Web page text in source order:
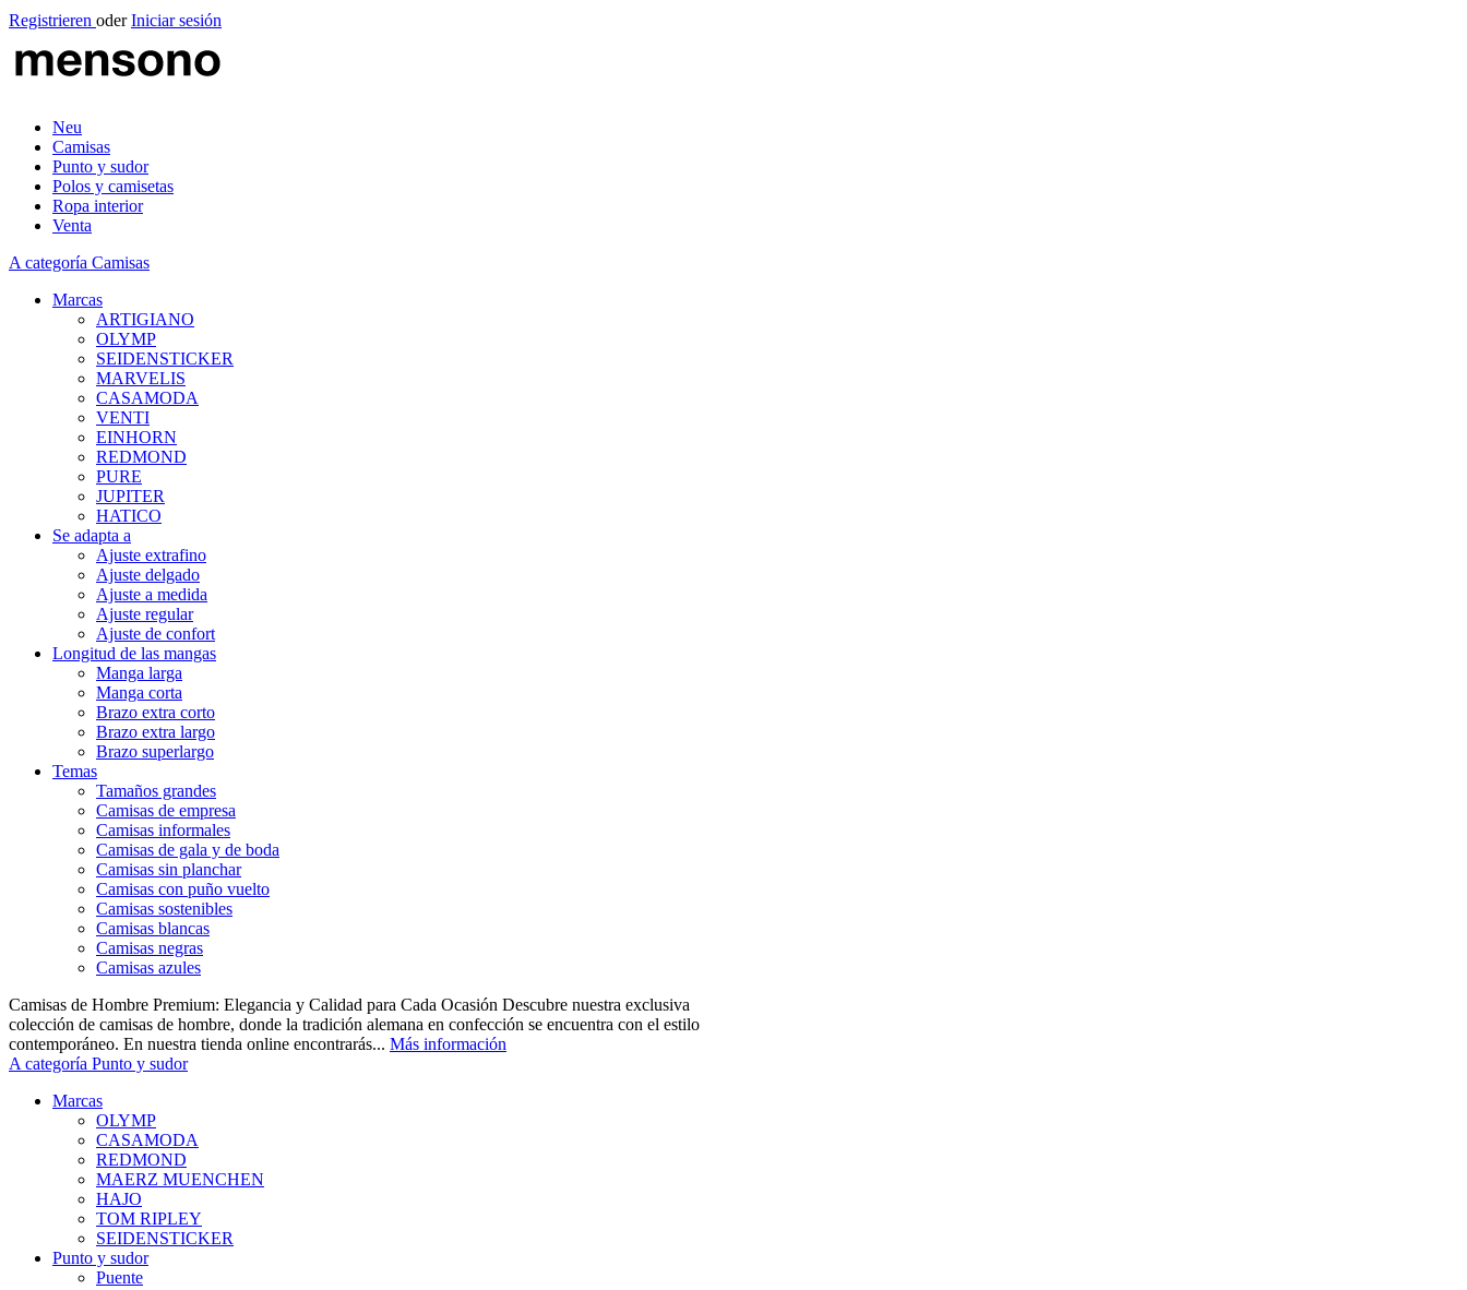
Registrieren oder Iniciar sesión
Neu
Camisas
Punto y sudor
Polos y camisetas
Ropa interior
Venta
A categoría Camisas
Marcas
ARTIGIANO
OLYMP
SEIDENSTICKER
MARVELIS
CASAMODA
VENTI
EINHORN
REDMOND
PURE
JUPITER
HATICO
Se adapta a
Ajuste extrafino
Ajuste delgado
Ajuste a medida
Ajuste regular
Ajuste de confort
Longitud de las mangas
Manga larga
Manga corta
Brazo extra corto
Brazo extra largo
Brazo superlargo
Temas
Tamaños grandes
Camisas de empresa
Camisas informales
Camisas de gala y de boda
Camisas sin planchar
Camisas con puño vuelto
Camisas sostenibles
Camisas blancas
Camisas negras
Camisas azules
Camisas de Hombre Premium: Elegancia y Calidad para Cada Ocasión Descubre nuestra exclusiva
colección de camisas de hombre, donde la tradición alemana en confección se encuentra con el estilo
contemporáneo. En nuestra tienda online encontrarás... Más información
A categoría Punto y sudor
Marcas
OLYMP
CASAMODA
REDMOND
MAERZ MUENCHEN
HAJO
TOM RIPLEY
SEIDENSTICKER
Punto y sudor
Puente